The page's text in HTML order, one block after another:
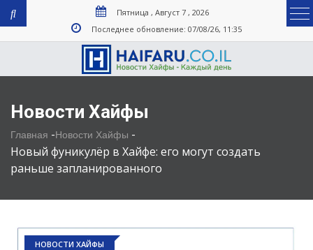
Пятница , Август 7 , 2026
Последнее обновление: 07/08/26, 11:35
Новости Хайфы
Главная -Новости Хайфы -
Новый фуникулёр в Хайфе: его могут создать
раньше запланированного
НОВОСТИ ХАЙФЫ